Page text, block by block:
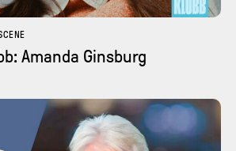
Amanda Ginsburg